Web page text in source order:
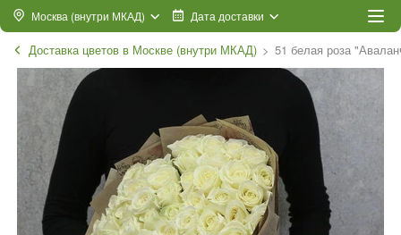
Москва (внутри МКАД) Дата доставки
Доставка цветов в Москве (внутри МКАД) 51 белая роза